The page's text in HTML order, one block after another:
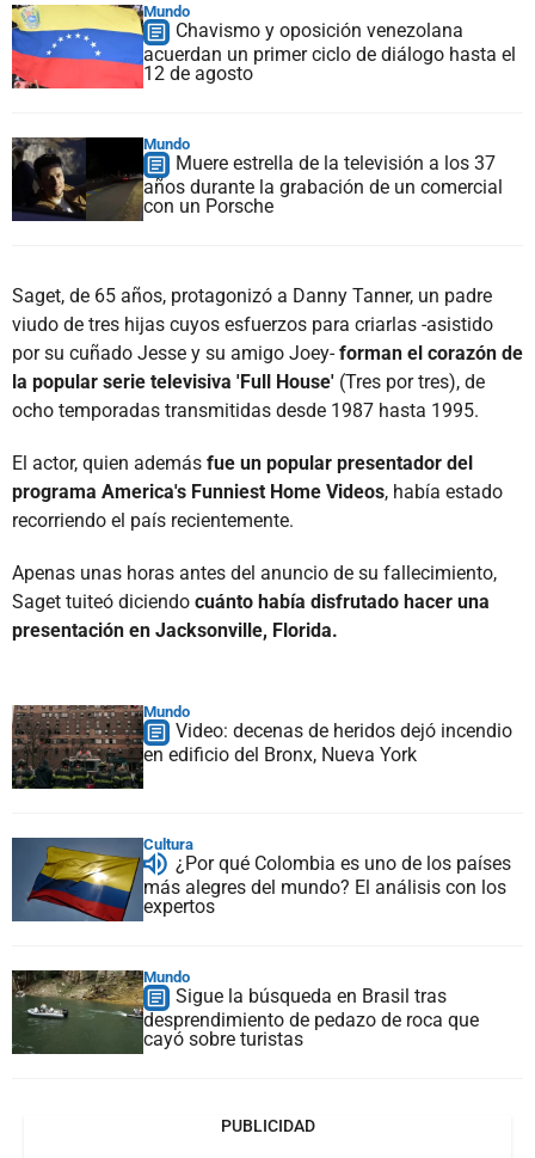
Mundo
Chavismo y oposición venezolana
acuerdan un primer ciclo de diálogo hasta el
12 de agosto
Mundo
Muere estrella de la televisión a los 37
años durante la grabación de un comercial
con un Porsche
Saget, de 65 años, protagonizó a Danny Tanner, un padre
viudo de tres hijas cuyos esfuerzos para criarlas -asistido
por su cuñado Jesse y su amigo Joey-forman el corazón de
la popular serie televisiva 'Full House' (Tres por tres), de
ocho temporadas transmitidas desde 1987 hasta 1995.
El actor, quien además fue un popular presentador del
programa America's Funniest Home Videos, había estado
recorriendo el país recientemente.
Apenas unas horas antes del anuncio de su fallecimiento,
Saget tuiteó diciendo cuánto había disfrutado hacer una
presentación en Jacksonville, Florida.
Mundo
Video: decenas de heridos dejó incendio
en edificio del Bronx, Nueva York
Cultura
¿Por qué Colombia es uno de los países
más alegres del mundo? El análisis con los
expertos
Mundo
Sigue la búsqueda en Brasil tras
desprendimiento de pedazo de roca que
cayó sobre turistas
PUBLICIDAD